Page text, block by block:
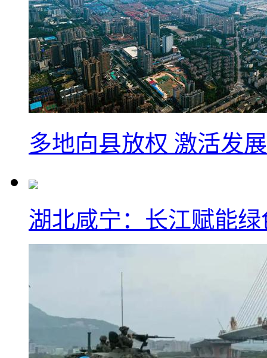
多地向县放权 激活发
湖北咸宁：长江赋能